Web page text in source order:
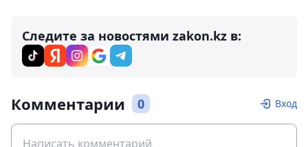
Следите за новостями zakon.kz в:
Комментарии 0 Вход